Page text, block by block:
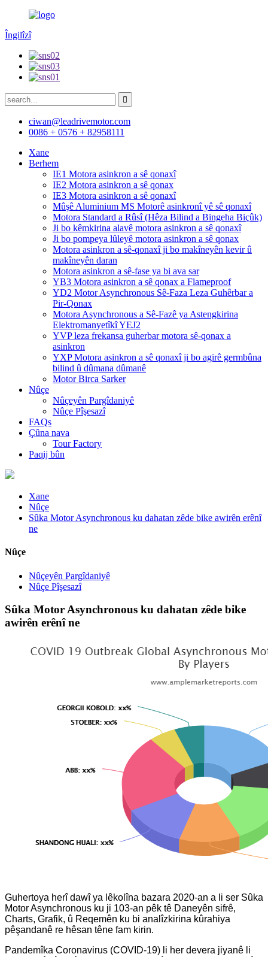
Îngilîzî
ciwan@leadrivemotor.com
0086 + 0576 + 82958111
Xane
Berhem
IE1 Motora asinkron a sê qonaxî
IE2 Motora asinkron a sê qonax
IE3 Motora asinkron a sê qonaxî
Mûşê Aluminium MS Motorê asinkronî yê sê qonaxî
Motora Standard a Rûsî (Hêza Bilind a Bingeha Biçûk)
Ji bo kêmkirina alavê motora asinkron a sê qonaxî
Ji bo pompeya lûleyê motora asinkron a sê qonax
Motora asinkron a sê-qonaxî ji bo makîneyên kevir û
makîneyên daran
Motora asinkron a sê-fase ya bi ava sar
YB3 Motora asinkron a sê qonax a Flameproof
YD2 Motor Asynchronous Sê-Faza Leza Guhêrbar a
Pir-Qonax
Motora Asynchronous a Sê-Fazê ya Astengkirina
Elektromanyetîkî YEJ2
YVP leza frekansa guherbar motora sê-qonax a
asinkron
YXP Motora asinkron a sê qonaxî ji bo agirê germbûna
bilind û dûmana dûmanê
Motor Birca Sarker
Nûçe
Nûçeyên Pargîdaniyê
Nûçe Pîşesazî
FAQs
Çûna nava
Tour Factory
Paqij bûn
Xane
Nûçe
Sûka Motor Asynchronous ku dahatan zêde bike awirên erênî
ne
Nûçe
Nûçeyên Pargîdaniyê
Nûçe Pîşesazî
Sûka Motor Asynchronous ku dahatan zêde bike
awirên erênî ne
Guhertoya herî dawî ya lêkolîna bazara 2020-an a li ser Sûka
Motor Asynchronous ku ji 103-an pêk tê Daneyên sifrê,
Charts, Grafik, û Reqemên ku bi analîzkirina kûrahiya
pêşandanê re hêsan têne fam kirin.
Pandemîka Coronavirus (COVID-19) li her devera jiyanê li